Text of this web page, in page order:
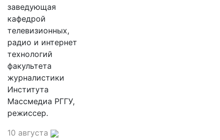
заведующая
кафедрой
телевизионных,
радио и интернет
технологий
факультета
журналистики
Института
Массмедиа РГГУ,
режиссер.
10 августа